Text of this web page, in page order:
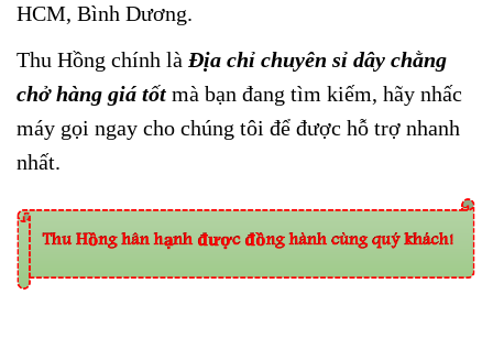
HCM, Bình Dương.
Thu Hồng chính là Địa chỉ chuyên sỉ dây chằng
chở hàng giá tốt mà bạn đang tìm kiếm, hãy nhấc
máy gọi ngay cho chúng tôi để được hỗ trợ nhanh
nhất.